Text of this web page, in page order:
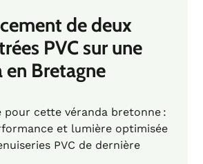
de deux
PVC sur une
en Bretagne
pour cette véranda bretonne :
et lumière optimisée
PVC de dernière